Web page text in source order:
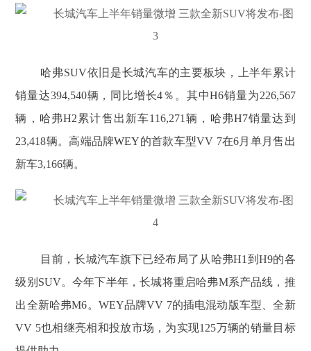
哈弗SUV依旧是长城汽车的主要板块，上半年累计
销量达394,540辆，同比增长4％。其中H6销量为226,567
辆， 哈弗H2 累计售出新车116,271辆， 哈弗H7销量达到
23,418辆。高端品牌WEY的首款车型VV 7在6月单月售出
新车3,166辆。
目前，长城汽车旗下已经布局了从哈弗H1到H9的各
级别SUV。今年下半年，长城将重启哈弗M系产品线，推
出全新哈弗M6。WEY品牌VV 7的插电混动版车型、全新
VV 5也相继亮相和投放市场，为实现125万辆的销量目标